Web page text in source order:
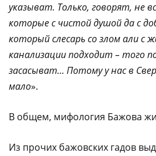
указыват. Только, говорят, не
которые с чистой душой да с
который слесарь со злом али с
канализации подходит – того
засасыват… Потому у нас в
мало».
В общем, мифология Бажова
Из прочих бажовских гадов